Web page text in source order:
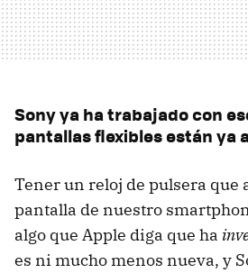
Sony ya ha trabajado con
pantallas flexibles están ya
Tener un reloj de pulsera que
pantalla de nuestro
algo que Apple diga que ha
es ni mucho menos nueva, y